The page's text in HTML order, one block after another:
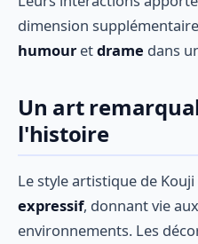
dimension
humour etdrame dans
Un art
l'histoire
Le style artistique de Kouji
expressif, donnant vie
environnements. Les